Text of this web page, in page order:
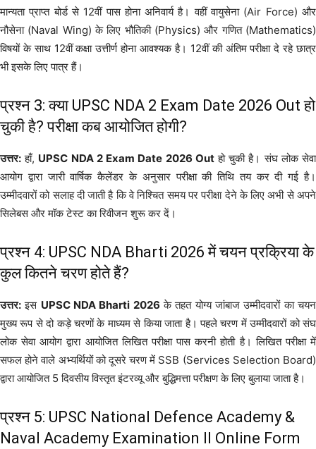
मान्यता प्राप्त बोर्ड से 12वीं पास होना अनिवार्य है। वहीं वायुसेना (Air Force) और
नौसेना (Naval Wing) के लिए भौतिकी (Physics) और गणित (Mathematics)
विषयों के साथ 12वीं कक्षा उत्तीर्ण होना आवश्यक है। 12वीं की अंतिम परीक्षा दे रहे छात्र
भी इसके लिए पात्र हैं।
प्रश्न 3: क्या UPSC NDA 2 Exam Date 2026 Out हो
चुकी है? परीक्षा कब आयोजित होगी?
उत्तर: हाँ, UPSC NDA 2 Exam Date 2026 Outहो चुकी है। संघ लोक सेवा
आयोग द्वारा जारी वार्षिक कैलेंडर के अनुसार परीक्षा की तिथि तय कर दी गई है।
उम्मीदवारों को सलाह दी जाती है कि वे निश्चित समय पर परीक्षा देने के लिए अभी से अपने
सिलेबस और मॉक टेस्ट का रिवीजन शुरू कर दें।
प्रश्न 4: UPSC NDA Bharti 2026 में चयन प्रक्रिया के
कुल कितने चरण होते हैं?
उत्तर: इस UPSC NDA Bharti 2026 के तहत योग्य जांबाज उम्मीदवारों का चयन
मुख्य रूप से दो कड़े चरणों के माध्यम से किया जाता है। पहले चरण में उम्मीदवारों को संघ
लोक सेवा आयोग द्वारा आयोजित लिखित परीक्षा पास करनी होती है। लिखित परीक्षा में
सफल होने वाले अभ्यर्थियों को दूसरे चरण में SSB (Services Selection Board)
द्वारा आयोजित 5 दिवसीय विस्तृत इंटरव्यू और बुद्धिमत्ता परीक्षण के लिए बुलाया जाता है।
प्रश्न 5: UPSC National Defence Academy &
Naval Academy Examination II Online Form